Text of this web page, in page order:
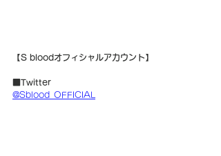
【S bloodオフィシャルアカウント】
■Twitter
@Sblood_OFFICIAL